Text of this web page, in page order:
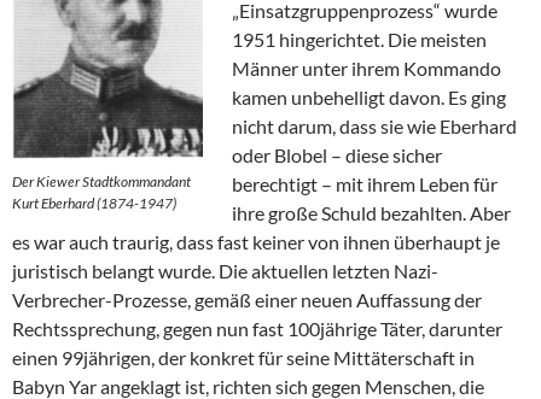
Der Kiewer Stadtkommandant
Kurt Eberhard (1874-1947)
„Einsatzgruppenprozess“ wurde
1951 hingerichtet. Die meisten
Männer unter ihrem Kommando
kamen unbehelligt davon. Es ging
nicht darum, dass sie wie Eberhard
oder Blobel – diese sicher
berechtigt – mit ihrem Leben für
ihre große Schuld bezahlten. Aber
es war auch traurig, dass fast keiner von ihnen überhaupt je
juristisch belangt wurde. Die aktuellen letzten Nazi-
Verbrecher-Prozesse, gemäß einer neuen Auffassung der
Rechtssprechung, gegen nun fast 100jährige Täter, darunter
einen 99jährigen, der konkret für seine Mittäterschaft in
Babyn Yar angeklagt ist, richten sich gegen Menschen, die